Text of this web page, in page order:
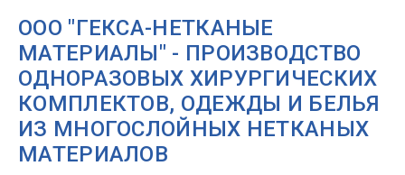
ООО "ГЕКСА-НЕТКАНЫЕ
МАТЕРИАЛЫ" - ПРОИЗВОДСТВО
ОДНОРАЗОВЫХ ХИРУРГИЧЕСКИХ
КОМПЛЕКТОВ, ОДЕЖДЫ И БЕЛЬЯ
ИЗ МНОГОСЛОЙНЫХ НЕТКАНЫХ
МАТЕРИАЛОВ